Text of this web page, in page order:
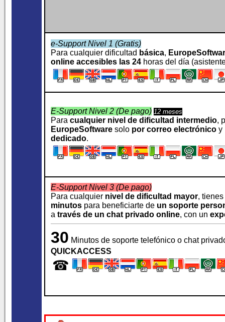
e-Support Nivel 1 (Gratis)
Para cualquier dificultad básica,
online accesibles las 24 horas del día
E-Support Nivel 2 (De pago) 12 meses
Para cualquier nivel de dificultad intermedio,
EuropeSoftware solo por correo electrónico y
dedicado.
E-Support Nivel 3 (De pago)
Para cualquier nivel de dificultad mayor,
minutos para beneficiarte de un soporte
a través de un chat privado online, con un
30 Minutos de soporte telefónico o chat
QUICKACCESS
☎